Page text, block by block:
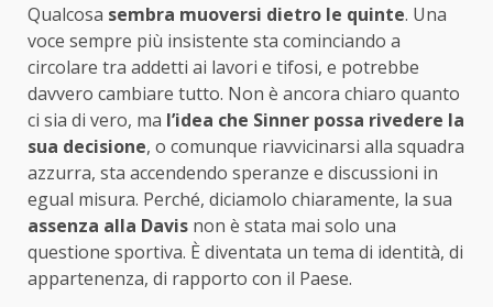
Qualcosa sembra muoversi dietro le quinte. Una
voce sempre più insistente sta cominciando a
circolare tra addetti ai lavori e tifosi, e potrebbe
davvero cambiare tutto. Non è ancora chiaro quanto
ci sia di vero, ma l’idea che Sinner possa rivedere la
sua decisione, o comunque riavvicinarsi alla squadra
azzurra, sta accendendo speranze e discussioni in
egual misura. Perché, diciamolo chiaramente, la sua
assenza alla Davis non è stata mai solo una
questione sportiva. È diventata un tema di identità, di
appartenenza, di rapporto con il Paese.